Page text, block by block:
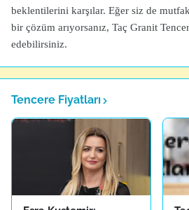
beklentilerini karşılar. Eğer siz de
bir çözüm arıyorsanız, Taç Granit
edebilirsiniz.
Tencere Fiyatları